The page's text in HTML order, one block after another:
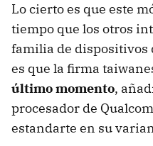
Lo cierto es que este
tiempo que los otros
familia de dispositivos
es que la firma
último momento,
procesador de
estandarte en su